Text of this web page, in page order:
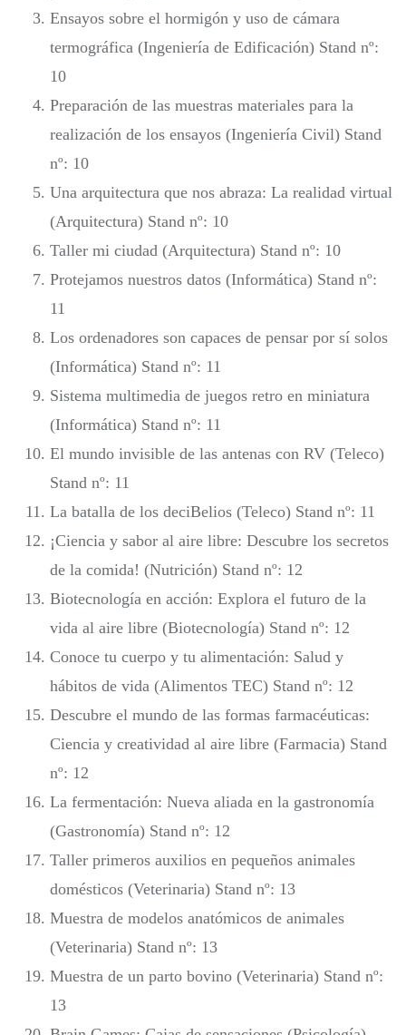
Ensayos sobre el hormigón y uso de cámara
termográfica (Ingeniería de Edificación) Stand nº:
10
Preparación de las muestras materiales para la
realización de los ensayos (Ingeniería Civil) Stand
nº: 10
Una arquitectura que nos abraza: La realidad virtual
(Arquitectura) Stand nº: 10
Taller mi ciudad (Arquitectura) Stand nº: 10
Protejamos nuestros datos (Informática) Stand nº:
11
Los ordenadores son capaces de pensar por sí solos
(Informática) Stand nº: 11
Sistema multimedia de juegos retro en miniatura
(Informática) Stand nº: 11
El mundo invisible de las antenas con RV (Teleco)
Stand nº: 11
La batalla de los deciBelios (Teleco) Stand nº: 11
¡Ciencia y sabor al aire libre: Descubre los secretos
de la comida! (Nutrición) Stand nº: 12
Biotecnología en acción: Explora el futuro de la
vida al aire libre (Biotecnología) Stand nº: 12
Conoce tu cuerpo y tu alimentación: Salud y
hábitos de vida (Alimentos TEC) Stand nº: 12
Descubre el mundo de las formas farmacéuticas:
Ciencia y creatividad al aire libre (Farmacia) Stand
nº: 12
La fermentación: Nueva aliada en la gastronomía
(Gastronomía) Stand nº: 12
Taller primeros auxilios en pequeños animales
domésticos (Veterinaria) Stand nº: 13
Muestra de modelos anatómicos de animales
(Veterinaria) Stand nº: 13
Muestra de un parto bovino (Veterinaria) Stand nº:
13